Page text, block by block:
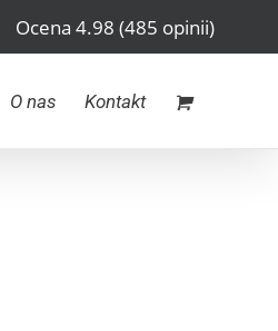
Ocena 4.98 (485 opinii)
O nas Kontakt